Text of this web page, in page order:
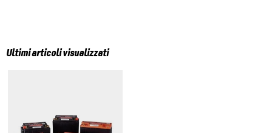
Ultimi articoli visualizzati